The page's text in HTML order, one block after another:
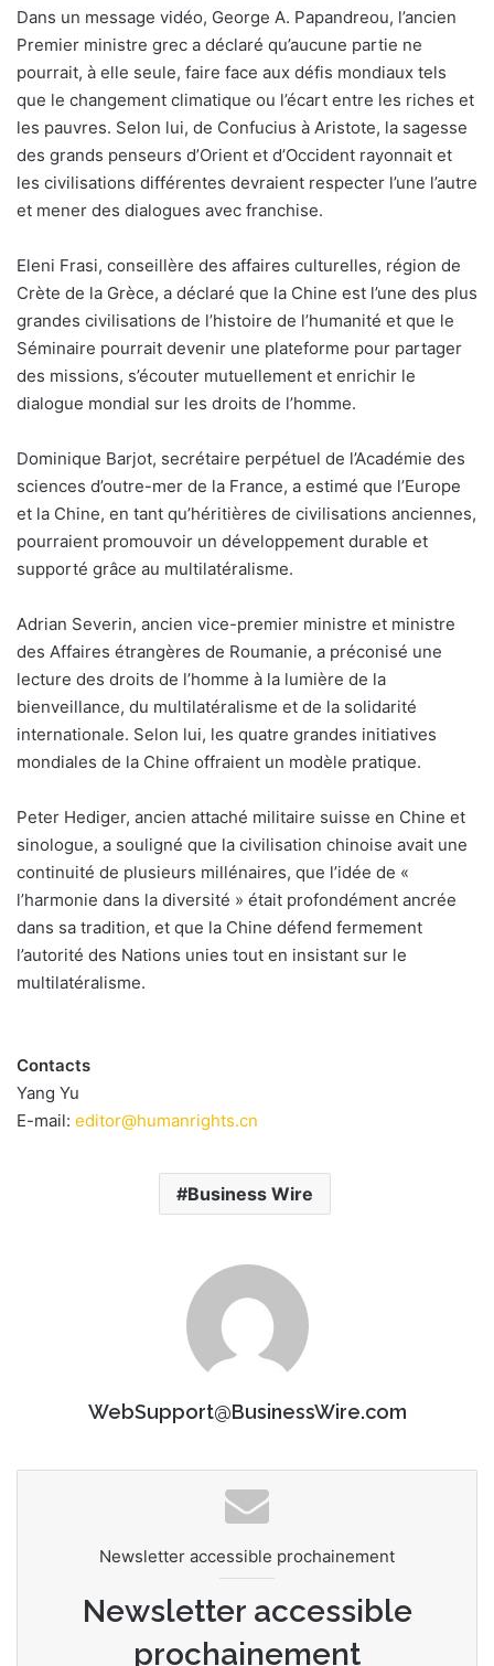
Dans un message vidéo, George A. Papandreou, l’ancien
Premier ministre grec a déclaré qu’aucune partie ne
pourrait, à elle seule, faire face aux défis mondiaux tels
que le changement climatique ou l’écart entre les riches et
les pauvres. Selon lui, de Confucius à Aristote, la sagesse
des grands penseurs d’Orient et d’Occident rayonnait et
les civilisations différentes devraient respecter l’une l’autre
et mener des dialogues avec franchise.
Eleni Frasi, conseillère des affaires culturelles, région de
Crète de la Grèce, a déclaré que la Chine est l’une des plus
grandes civilisations de l’histoire de l’humanité et que le
Séminaire pourrait devenir une plateforme pour partager
des missions, s’écouter mutuellement et enrichir le
dialogue mondial sur les droits de l’homme.
Dominique Barjot, secrétaire perpétuel de l’Académie des
sciences d’outre-mer de la France, a estimé que l’Europe
et la Chine, en tant qu’héritières de civilisations anciennes,
pourraient promouvoir un développement durable et
supporté grâce au multilatéralisme.
Adrian Severin, ancien vice-premier ministre et ministre
des Affaires étrangères de Roumanie, a préconisé une
lecture des droits de l’homme à la lumière de la
bienveillance, du multilatéralisme et de la solidarité
internationale. Selon lui, les quatre grandes initiatives
mondiales de la Chine offraient un modèle pratique.
Peter Hediger, ancien attaché militaire suisse en Chine et
sinologue, a souligné que la civilisation chinoise avait une
continuité de plusieurs millénaires, que l’idée de «
l’harmonie dans la diversité » était profondément ancrée
dans sa tradition, et que la Chine défend fermement
l’autorité des Nations unies tout en insistant sur le
multilatéralisme.
Contacts
Yang Yu
E-mail: editor@humanrights.cn
Business Wire
WebSupport@BusinessWire.com
Newsletter accessible prochainement
Newsletter accessible
prochainement